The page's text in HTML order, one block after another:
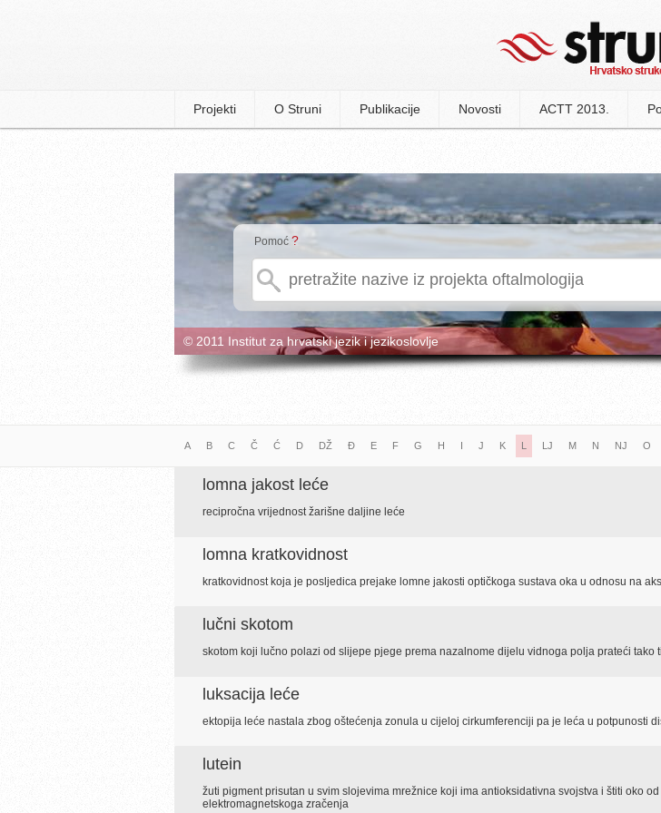
Projekti O Struni Publikacije Novosti ACTT 2013.
Pomoć ?
© 2011 Institut za hrvatski jezik i jezikoslovlje
A B C Č Ć D DŽ Đ E F G H I J K L LJ M N NJ O
lomna jakost leće
recipročna vrijednost žarišne daljine leće
lomna kratkovidnost
kratkovidnost koja je posljedica prejake lomne jakosti optičkoga sustava oka u odnosu na
lučni skotom
skotom koji lučno polazi od slijepe pjege prema nazalnome dijelu vidnoga polja prateći tako
luksacija leće
ektopija leće nastala zbog oštećenja zonula u cijeloj cirkumferenciji pa je leća u potpunosti
lutein
žuti pigment prisutan u svim slojevima mrežnice koji ima antioksidativna svojstva i štiti oko
elektromagnetskoga zračenja